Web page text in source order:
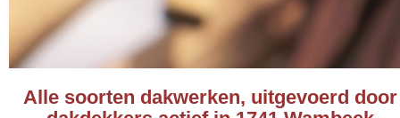
Alle soorten dakwerken, uitgevoerd door